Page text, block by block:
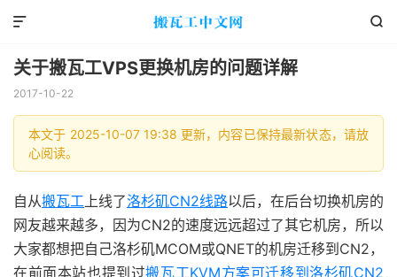


关于搬瓦工VPS更换机房的问题详解
2017-10-22
本文于 2025-10-07 19:38 更新，内容已保持最新状态，请放
心阅读。
自从搬瓦工上线了洛杉矶CN2线路以后，在后台切换机房的
网友越来越多，因为CN2的速度远远超过了其它机房，所以
大家都想把自己洛杉矶MCOM或QNET的机房迁移到CN2，
在前面本站也提到过搬瓦工KVM方案可迁移到洛杉矶CN2